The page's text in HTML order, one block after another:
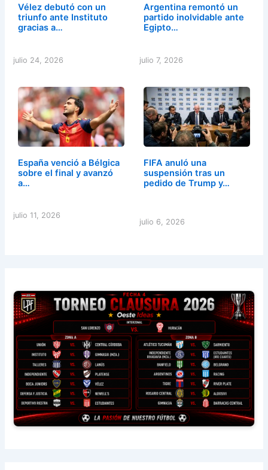
Vélez debutó con un
triunfo ante Instituto
gracias a…
julio 24, 2026
Argentina remontó un
partido inolvidable ante
Egipto…
julio 7, 2026
España venció a Bélgica
sobre el final y avanzó
a…
julio 11, 2026
FIFA anuló una
suspensión tras un
pedido de Trump y…
julio 6, 2026